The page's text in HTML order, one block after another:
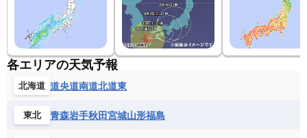
各エリアの天気予報
北海道 道央道南道北道東
東北 青森岩手秋田宮城山形福島